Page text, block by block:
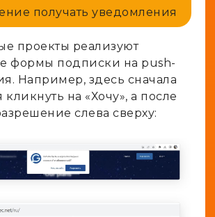
получать уведомления
проекты реализуют
формы подписки на push-
Например, здесь сначала
кликнуть на «Хочу», а после
слева сверху: